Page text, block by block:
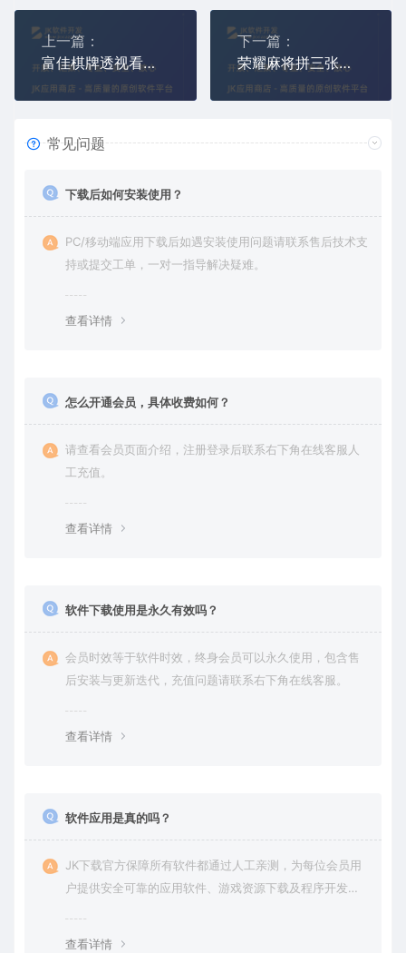
上一篇：
富佳棋牌透视看牌软件（富佳棋牌透视挂作弊器）
下一篇：
荣耀麻将拼三张透视挂看牌器（荣耀麻将炸金花作弊器）
常见问题
下载后如何安装使用？
PC/移动端应用下载后如遇安装使用问题请联系售后技术支
持或提交工单，一对一指导解决疑难。
查看详情
怎么开通会员，具体收费如何？
请查看会员页面介绍，注册登录后联系右下角在线客服人
工充值。
查看详情
软件下载使用是永久有效吗？
会员时效等于软件时效，终身会员可以永久使用，包含售
后安装与更新迭代，充值问题请联系右下角在线客服。
查看详情
软件应用是真的吗？
JK下载官方保障所有软件都通过人工亲测，为每位会员用
户提供安全可靠的应用软件、游戏资源下载及程序开发服
查看详情